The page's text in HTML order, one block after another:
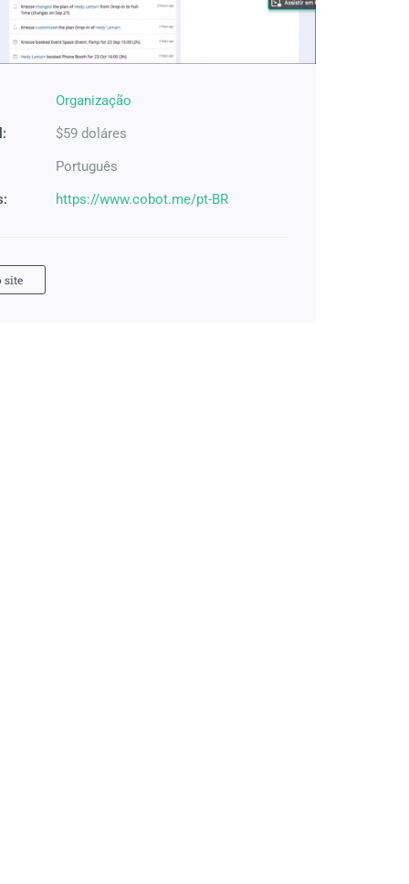
Organização
$59 doláres
Português
https://www.cobot.me/pt-BR
site